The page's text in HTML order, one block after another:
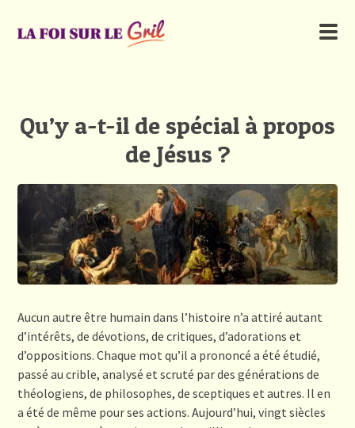
Qu’y a-t-il de spécial à propos
de Jésus ?
Aucun autre être humain dans l’histoire n’a attiré autant
d’intérêts, de dévotions, de critiques, d’adorations et
d’oppositions. Chaque mot qu’il a prononcé a été étudié,
passé au crible, analysé et scruté par des générations de
théologiens, de philosophes, de sceptiques et autres. Il en
a été de même pour ses actions. Aujourd’hui, vingt siècles